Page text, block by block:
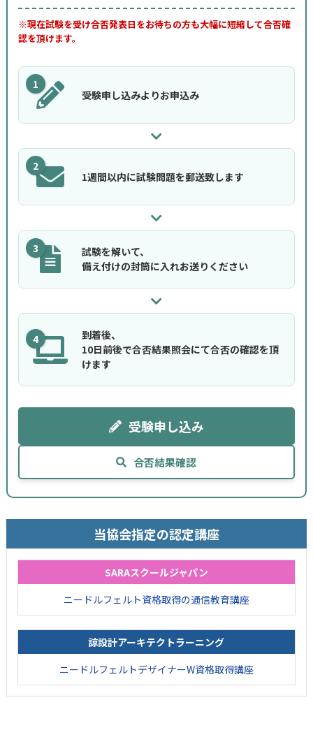
※現在試験を受け合否発表日をお待ちの方も大幅に短縮して合否確
認を頂けます。
1
受験申し込みよりお申込み
2
1週間以内に試験問題を郵送致します
3
試験を解いて、
備え付けの封筒に入れお送りください
4
到着後、
10日前後で合否結果照会にて合否の確認を頂
けます
受験申し込み
合否結果確認
当協会指定の認定講座
SARAスクールジャパン
ニードルフェルト資格取得の通信教育講座
諒設計アーキテクトラーニング
ニードルフェルトデザイナーW資格取得講座